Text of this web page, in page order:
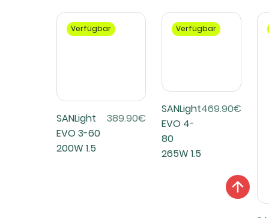
Verfügbar
SANLight
EVO 3-60
200W 1.5
389.90€
Verfügbar
SANLight
EVO 4-
80
265W 1.5
469.90€